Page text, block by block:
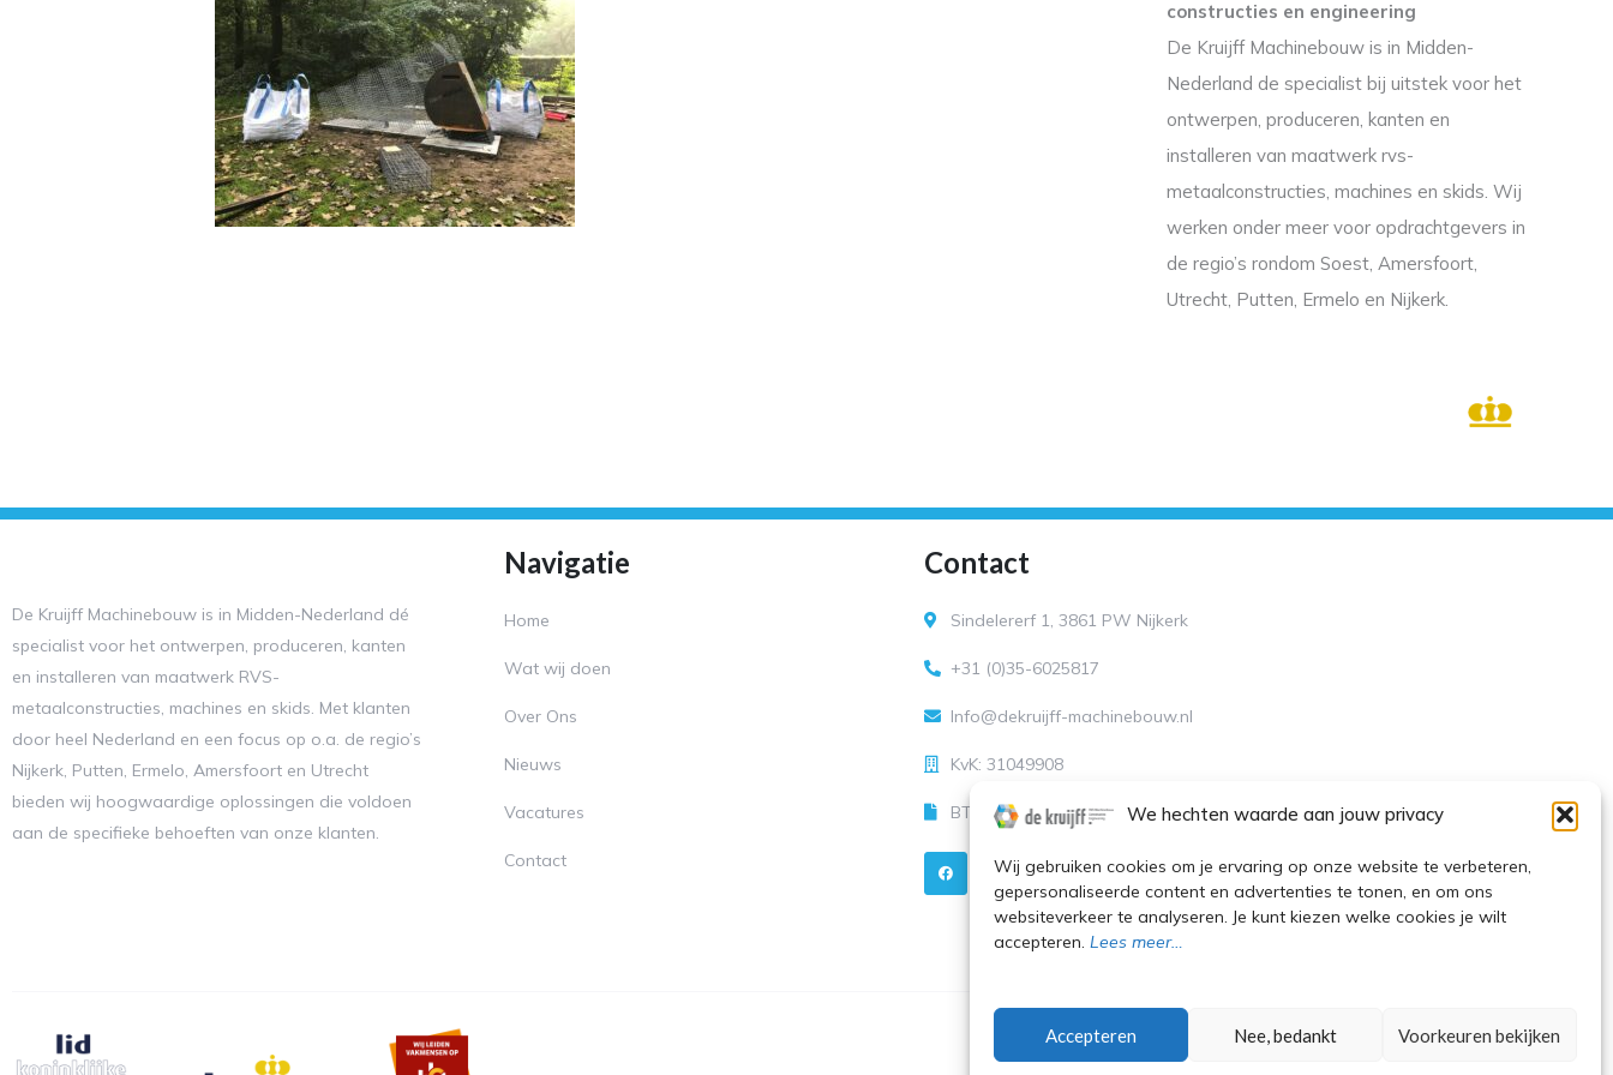
We hechten waarde aan jouw privacy
Wij gebruiken cookies om je ervaring op onze website te verbeteren,
gepersonaliseerde content en advertenties te tonen, en om ons
websiteverkeer te analyseren. Je kunt kiezen welke cookies je wilt
accepteren. Lees meer…
Accepteren Nee, bedankt Voorkeuren bekijken
constructies en engineering
De Kruijff Machinebouw is in Midden-
Nederland de specialist bij uitstek voor het
ontwerpen, produceren, kanten en
installeren van maatwerk rvs-
metaalconstructies, machines en skids. Wij
werken onder meer voor opdrachtgevers in
de regio’s rondom Soest, Amersfoort,
Utrecht, Putten, Ermelo en Nijkerk.
De Kruijff Machinebouw is in Midden-Nederland dé
specialist voor het ontwerpen, produceren, kanten
en installeren van maatwerk RVS-
metaalconstructies, machines en skids. Met klanten
door heel Nederland en een focus op o.a. de regio’s
Nijkerk, Putten, Ermelo, Amersfoort en Utrecht
bieden wij hoogwaardige oplossingen die voldoen
aan de specifieke behoeften van onze klanten.
Navigatie
Home
Wat wij doen
Over Ons
Nieuws
Vacatures
Contact
Contact
Sindelererf 1, 3861 PW Nijkerk
+31 (0)35-6025817
Info@dekruijff-machinebouw.nl
KvK: 31049908
BTW-nummer: NL8068.48.261.B.01
F
a
c
e
Y
o
u
t
u
e
P
i
n
t
e
e
k
i
-
l
n
-
l
i
n
s
t
a
Copyright 2024 © Ontwerp De Kruijff Machinebouw